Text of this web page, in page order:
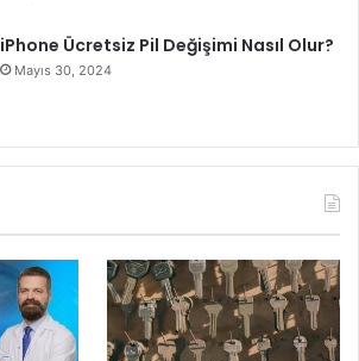
iPhone Ücretsiz Pil Değişimi Nasıl Olur?
Mayıs 30, 2024